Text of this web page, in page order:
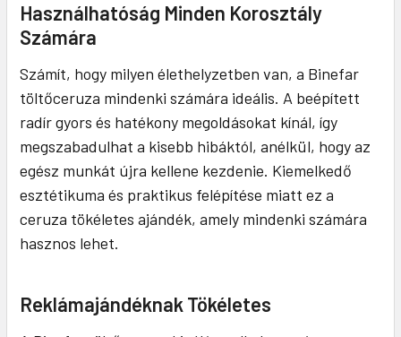
Használhatóság Minden Korosztály
Számára
Számít, hogy milyen élethelyzetben van, a Binefar
töltőceruza mindenki számára ideális. A beépített
radír gyors és hatékony megoldásokat kínál, így
megszabadulhat a kisebb hibáktól, anélkül, hogy az
egész munkát újra kellene kezdenie. Kiemelkedő
esztétikuma és praktikus felépítése miatt ez a
ceruza tökéletes ajándék, amely mindenki számára
hasznos lehet.
Reklámajándéknak Tökéletes